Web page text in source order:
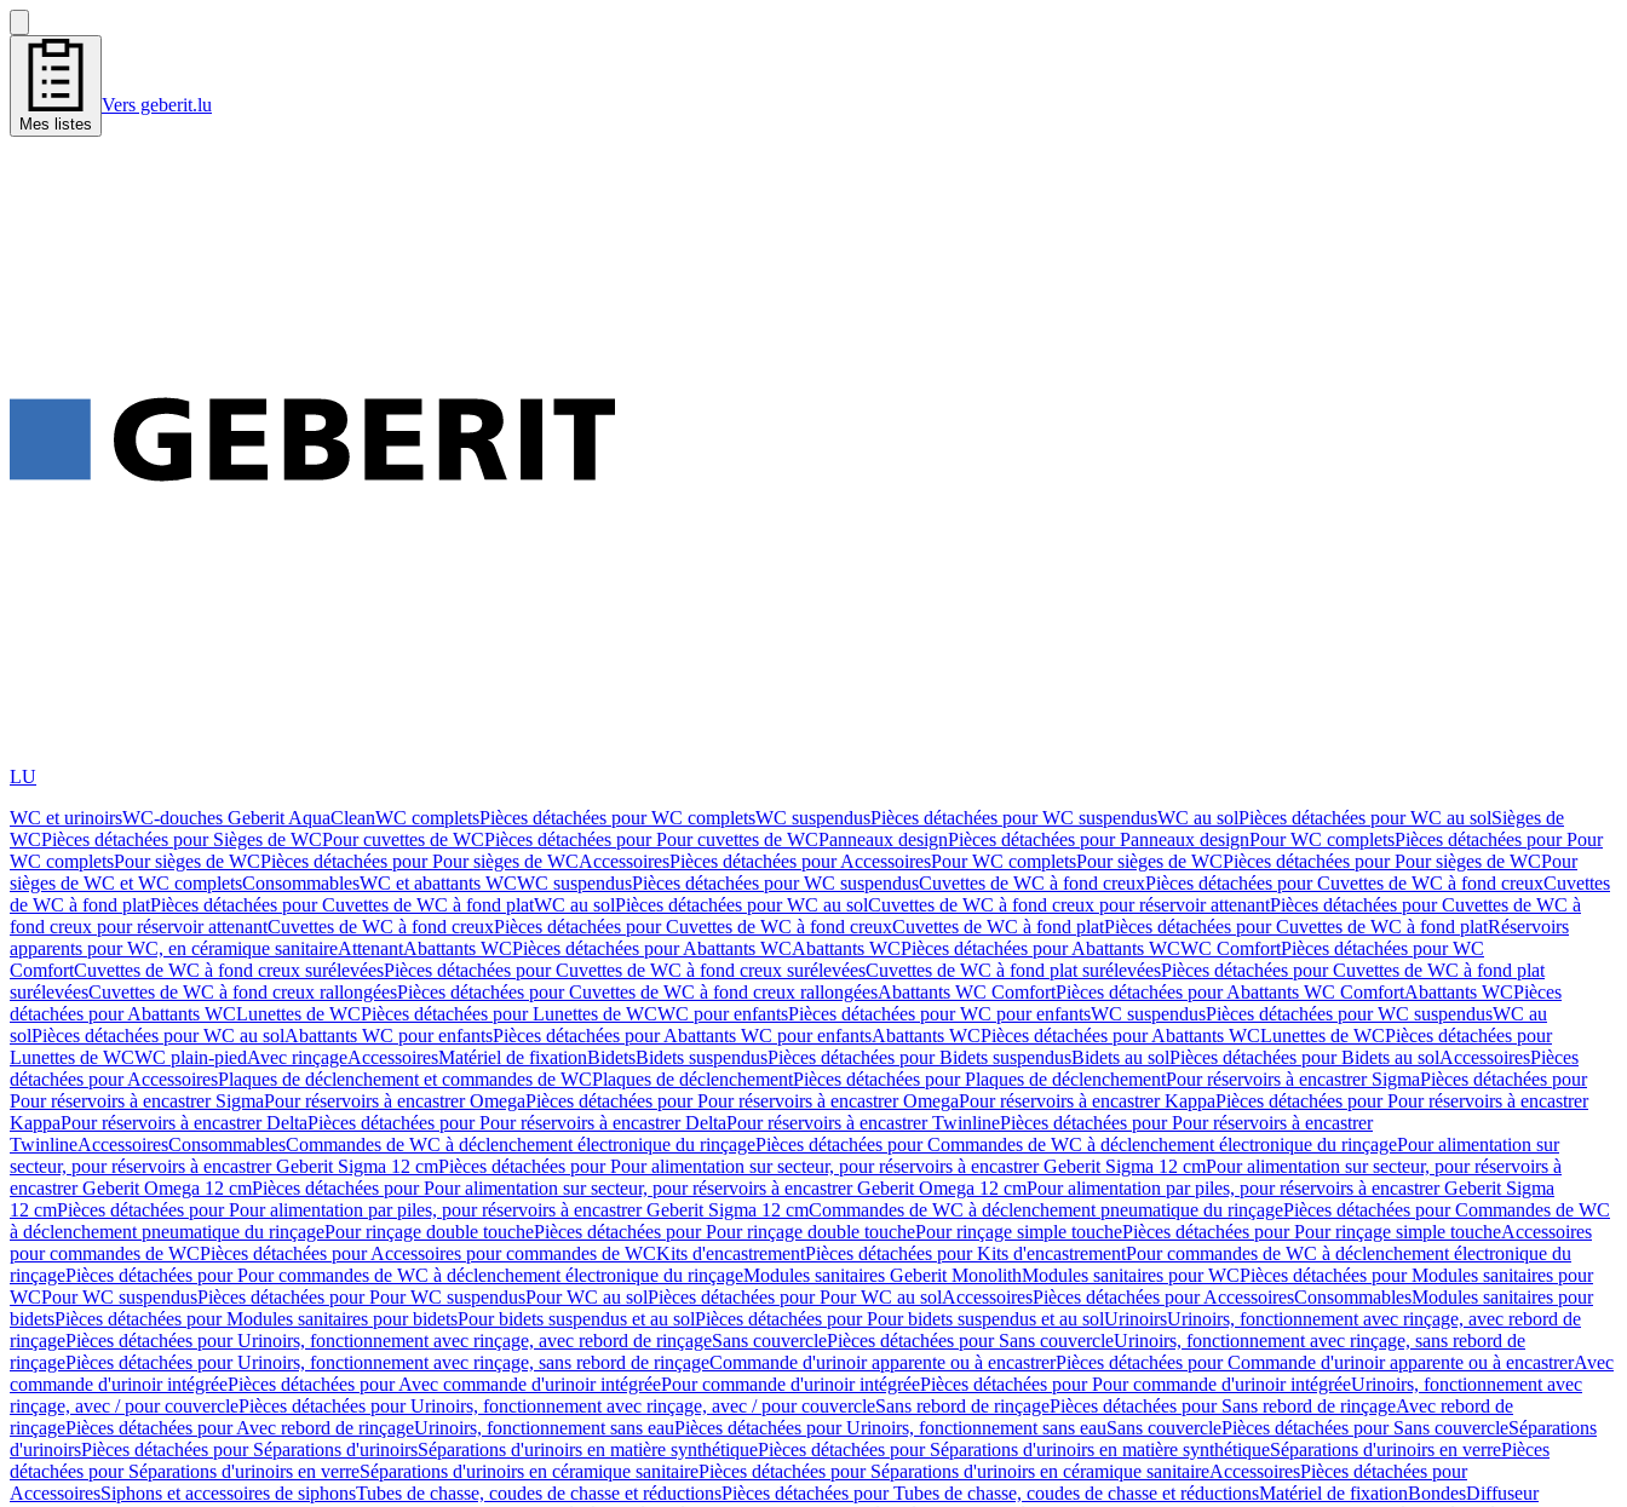
Mes listes
Vers geberit.lu
LU
WC et urinoirsWC-douches Geberit AquaCleanWC completsPièces détachées pour WC completsWC suspendusPièces détachées pour WC suspendusWC au solPièces détachées pour WC au solSièges de
WCPièces détachées pour Sièges de WCPour cuvettes de WCPièces détachées pour Pour cuvettes de WCPanneaux designPièces détachées pour Panneaux designPour WC completsPièces détachées pour Pour
WC completsPour sièges de WCPièces détachées pour Pour sièges de WCAccessoiresPièces détachées pour AccessoiresPour WC completsPour sièges de WCPièces détachées pour Pour sièges de WCPour
sièges de WC et WC completsConsommablesWC et abattants WCWC suspendusPièces détachées pour WC suspendusCuvettes de WC à fond creuxPièces détachées pour Cuvettes de WC à fond creuxCuvettes
de WC à fond platPièces détachées pour Cuvettes de WC à fond platWC au solPièces détachées pour WC au solCuvettes de WC à fond creux pour réservoir attenantPièces détachées pour Cuvettes de WC à
fond creux pour réservoir attenantCuvettes de WC à fond creuxPièces détachées pour Cuvettes de WC à fond creuxCuvettes de WC à fond platPièces détachées pour Cuvettes de WC à fond platRéservoirs
apparents pour WC, en céramique sanitaireAttenantAbattants WCPièces détachées pour Abattants WCAbattants WCPièces détachées pour Abattants WCWC ComfortPièces détachées pour WC
ComfortCuvettes de WC à fond creux surélevéesPièces détachées pour Cuvettes de WC à fond creux surélevéesCuvettes de WC à fond plat surélevéesPièces détachées pour Cuvettes de WC à fond plat
surélevéesCuvettes de WC à fond creux rallongéesPièces détachées pour Cuvettes de WC à fond creux rallongéesAbattants WC ComfortPièces détachées pour Abattants WC ComfortAbattants WCPièces
détachées pour Abattants WCLunettes de WCPièces détachées pour Lunettes de WCWC pour enfantsPièces détachées pour WC pour enfantsWC suspendusPièces détachées pour WC suspendusWC au
solPièces détachées pour WC au solAbattants WC pour enfantsPièces détachées pour Abattants WC pour enfantsAbattants WCPièces détachées pour Abattants WCLunettes de WCPièces détachées pour
Lunettes de WCWC plain-piedAvec rinçageAccessoiresMatériel de fixationBidetsBidets suspendusPièces détachées pour Bidets suspendusBidets au solPièces détachées pour Bidets au solAccessoiresPièces
détachées pour AccessoiresPlaques de déclenchement et commandes de WCPlaques de déclenchementPièces détachées pour Plaques de déclenchementPour réservoirs à encastrer SigmaPièces détachées pour
Pour réservoirs à encastrer SigmaPour réservoirs à encastrer OmegaPièces détachées pour Pour réservoirs à encastrer OmegaPour réservoirs à encastrer KappaPièces détachées pour Pour réservoirs à encastrer
KappaPour réservoirs à encastrer DeltaPièces détachées pour Pour réservoirs à encastrer DeltaPour réservoirs à encastrer TwinlinePièces détachées pour Pour réservoirs à encastrer
TwinlineAccessoiresConsommablesCommandes de WC à déclenchement électronique du rinçagePièces détachées pour Commandes de WC à déclenchement électronique du rinçagePour alimentation sur
secteur, pour réservoirs à encastrer Geberit Sigma 12 cmPièces détachées pour Pour alimentation sur secteur, pour réservoirs à encastrer Geberit Sigma 12 cmPour alimentation sur secteur, pour réservoirs à
encastrer Geberit Omega 12 cmPièces détachées pour Pour alimentation sur secteur, pour réservoirs à encastrer Geberit Omega 12 cmPour alimentation par piles, pour réservoirs à encastrer Geberit Sigma
12 cmPièces détachées pour Pour alimentation par piles, pour réservoirs à encastrer Geberit Sigma 12 cmCommandes de WC à déclenchement pneumatique du rinçagePièces détachées pour Commandes de WC
à déclenchement pneumatique du rinçagePour rinçage double touchePièces détachées pour Pour rinçage double touchePour rinçage simple touchePièces détachées pour Pour rinçage simple toucheAccessoires
pour commandes de WCPièces détachées pour Accessoires pour commandes de WCKits d'encastrementPièces détachées pour Kits d'encastrementPour commandes de WC à déclenchement électronique du
rinçagePièces détachées pour Pour commandes de WC à déclenchement électronique du rinçageModules sanitaires Geberit MonolithModules sanitaires pour WCPièces détachées pour Modules sanitaires pour
WCPour WC suspendusPièces détachées pour Pour WC suspendusPour WC au solPièces détachées pour Pour WC au solAccessoiresPièces détachées pour AccessoiresConsommablesModules sanitaires pour
bidetsPièces détachées pour Modules sanitaires pour bidetsPour bidets suspendus et au solPièces détachées pour Pour bidets suspendus et au solUrinoirsUrinoirs, fonctionnement avec rinçage, avec rebord de
rinçagePièces détachées pour Urinoirs, fonctionnement avec rinçage, avec rebord de rinçageSans couverclePièces détachées pour Sans couvercleUrinoirs, fonctionnement avec rinçage, sans rebord de
rinçagePièces détachées pour Urinoirs, fonctionnement avec rinçage, sans rebord de rinçageCommande d'urinoir apparente ou à encastrerPièces détachées pour Commande d'urinoir apparente ou à encastrerAvec
commande d'urinoir intégréePièces détachées pour Avec commande d'urinoir intégréePour commande d'urinoir intégréePièces détachées pour Pour commande d'urinoir intégréeUrinoirs, fonctionnement avec
rinçage, avec / pour couverclePièces détachées pour Urinoirs, fonctionnement avec rinçage, avec / pour couvercleSans rebord de rinçagePièces détachées pour Sans rebord de rinçageAvec rebord de
rinçagePièces détachées pour Avec rebord de rinçageUrinoirs, fonctionnement sans eauPièces détachées pour Urinoirs, fonctionnement sans eauSans couverclePièces détachées pour Sans couvercleSéparations
d'urinoirsPièces détachées pour Séparations d'urinoirsSéparations d'urinoirs en matière synthétiquePièces détachées pour Séparations d'urinoirs en matière synthétiqueSéparations d'urinoirs en verrePièces
détachées pour Séparations d'urinoirs en verreSéparations d'urinoirs en céramique sanitairePièces détachées pour Séparations d'urinoirs en céramique sanitaireAccessoiresPièces détachées pour
AccessoiresSiphons et accessoires de siphonsTubes de chasse, coudes de chasse et réductionsPièces détachées pour Tubes de chasse, coudes de chasse et réductionsMatériel de fixationBondesDiffuseur